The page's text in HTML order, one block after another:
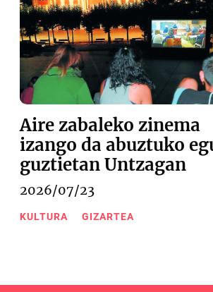
Aire zabaleko zinema
izango da abuztuko
guztietan Untzagan
2026/07/23
KULTURA GIZARTEA